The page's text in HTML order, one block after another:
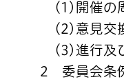
(1)開催の周
(2)意見交換
(3)進行及び
2 委員会条例